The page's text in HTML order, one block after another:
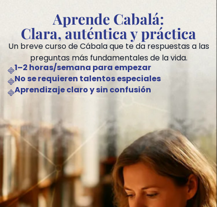
Aprende Cabalá:
Clara, auténtica y práctica
Un breve curso de Cábala que te da respuestas a las
preguntas más fundamentales de la vida.
1–2 horas/semana para empezar
No se requieren talentos especiales
Aprendizaje claro y sin confusión